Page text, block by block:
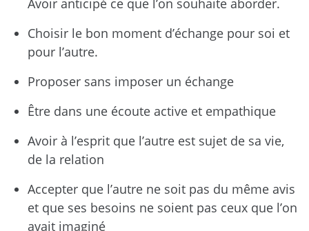
Choisir le bon moment d’échange pour soi et
pour l’autre.
Proposer sans imposer un échange
Être dans une écoute active et empathique
Avoir à l’esprit que l’autre est sujet de sa vie,
de la relation
Accepter que l’autre ne soit pas du même avis
et que ses besoins ne soient pas ceux que l’on
avait imaginé